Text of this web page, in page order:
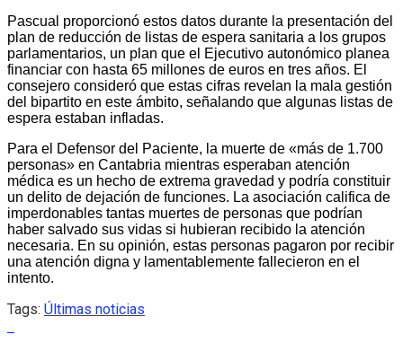
Pascual proporcionó estos datos durante la presentación del
plan de reducción de listas de espera sanitaria a los grupos
parlamentarios, un plan que el Ejecutivo autonómico planea
financiar con hasta 65 millones de euros en tres años. El
consejero consideró que estas cifras revelan la mala gestión
del bipartito en este ámbito, señalando que algunas listas de
espera estaban infladas.
Para el Defensor del Paciente, la muerte de «más de 1.700
personas» en Cantabria mientras esperaban atención
médica es un hecho de extrema gravedad y podría constituir
un delito de dejación de funciones. La asociación califica de
imperdonables tantas muertes de personas que podrían
haber salvado sus vidas si hubieran recibido la atención
necesaria. En su opinión, estas personas pagaron por recibir
una atención digna y lamentablemente fallecieron en el
intento.
Tags: Últimas noticias